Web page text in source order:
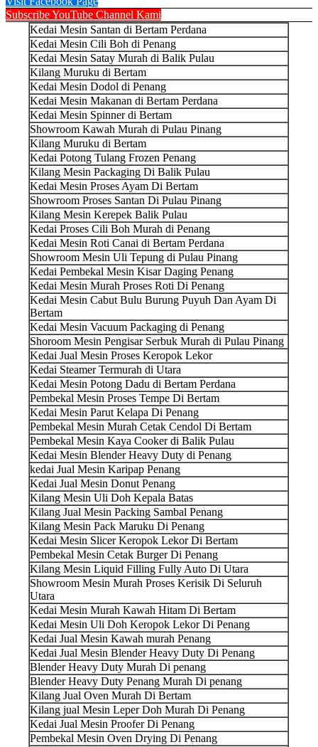
Subscribe YouTube Channel Kami
Kedai Mesin Santan di Bertam Perdana
Kedai Mesin Cili Boh di Penang
Kedai Mesin Satay Murah di Balik Pulau
Kilang Muruku di Bertam
Kedai Mesin Dodol di Penang
Kedai Mesin Makanan di Bertam Perdana
Kedai Mesin Spinner di Bertam
Showroom Kawah Murah di Pulau Pinang
Kilang Muruku di Bertam
Kedai Potong Tulang Frozen Penang
Kilang Mesin Packaging Di Balik Pulau
Kedai Mesin Proses Ayam Di Bertam
Showroom Proses Santan Di Pulau Pinang
Kilang Mesin Kerepek Balik Pulau
Kedai Proses Cili Boh Murah di Penang
Kedai Mesin Roti Canai di Bertam Perdana
Showroom Mesin Uli Tepung di Pulau Pinang
Kedai Pembekal Mesin Kisar Daging Penang
Kedai Mesin Murah Proses Roti Di Penang
Kedai Mesin Cabut Bulu Burung Puyuh Dan Ayam Di
Bertam
Kedai Mesin Vacuum Packaging di Penang
Shoroom Mesin Pengisar Serbuk Murah di Pulau Pinang
Kedai Jual Mesin Proses Keropok Lekor
Kedai Steamer Termurah di Utara
Kedai Mesin Potong Dadu di Bertam Perdana
Pembekal Mesin Proses Tempe Di Bertam
Kedai Mesin Parut Kelapa Di Penang
Pembekal Mesin Murah Cetak Cendol Di Bertam
Pembekal Mesin Kaya Cooker di Balik Pulau
Kedai Mesin Blender Heavy Duty di Penang
kedai Jual Mesin Karipap Penang
Kedai Jual Mesin Donut Penang
Kilang Mesin Uli Doh Kepala Batas
Kilang Jual Mesin Packing Sambal Penang
Kilang Mesin Pack Maruku Di Penang
Kedai Mesin Slicer Keropok Lekor Di Bertam
Pembekal Mesin Cetak Burger Di Penang
Kilang Mesin Liquid Filling Fully Auto Di Utara
Showroom Mesin Murah Proses Kerisik Di Seluruh
Utara
Kedai Mesin Murah Kawah Hitam Di Bertam
Kedai Mesin Uli Doh Keropok Lekor Di Penang
Kedai Jual Mesin Kawah murah Penang
Kedai Jual Mesin Blender Heavy Duty Di Penang
Blender Heavy Duty Murah Di penang
Blender Heavy Duty Penang Murah Di penang
Kilang Jual Oven Murah Di Bertam
Kilang jual Mesin Leper Doh Murah Di Penang
Kedai Jual Mesin Proofer Di Penang
Pembekal Mesin Oven Drying Di Penang